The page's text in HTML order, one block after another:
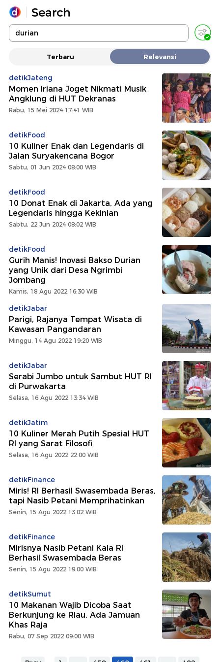
Yang sedang ramai dicari
Promoted
Terbaru Relevansi
detikJateng
Momen Iriana Joget Nikmati Musik
Angklung di HUT Dekranas
Rabu, 15 Mei 2024 17:41 WIB
detikFood
10 Kuliner Enak dan Legendaris di
Jalan Suryakencana Bogor
Sabtu, 01 Jun 2024 08:00 WIB
detikFood
10 Donat Enak di Jakarta, Ada yang
Legendaris hingga Kekinian
Sabtu, 22 Jun 2024 08:02 WIB
detikFood
Gurih Manis! Inovasi Bakso Durian
yang Unik dari Desa Ngrimbi
Jombang
Kamis, 18 Agu 2022 16:30 WIB
detikJabar
Parigi, Rajanya Tempat Wisata di
Kawasan Pangandaran
Minggu, 14 Agu 2022 19:20 WIB
detikJabar
Serabi Jumbo untuk Sambut HUT RI
di Purwakarta
Selasa, 16 Agu 2022 13:34 WIB
detikJatim
10 Kuliner Merah Putih Spesial HUT
RI yang Sarat Filosofi
Selasa, 16 Agu 2022 22:00 WIB
detikFinance
Miris! RI Berhasil Swasembada Beras,
tapi Nasib Petani Memprihatinkan
Senin, 15 Agu 2022 13:02 WIB
detikFinance
Mirisnya Nasib Petani Kala RI
Berhasil Swasembada Beras
Senin, 15 Agu 2022 19:00 WIB
detikSumut
10 Makanan Wajib Dicoba Saat
Berkunjung ke Riau, Ada Jamuan
Khas Raja
Rabu, 07 Sep 2022 09:00 WIB